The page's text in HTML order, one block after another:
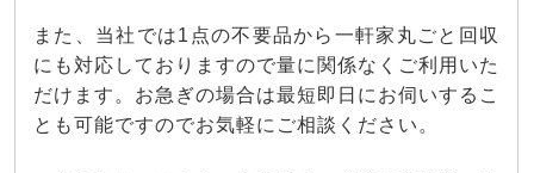
また、当社では1点の不要品から一軒家丸ごと回収
にも対応しておりますので量に関係なくご利用いた
だけます。お急ぎの場合は最短即日にお伺いするこ
とも可能ですのでお気軽にご相談ください。